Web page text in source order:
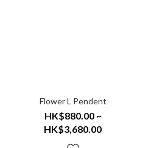
Flower L Pendent
HK$880.00 ~
HK$3,680.00